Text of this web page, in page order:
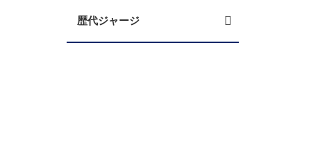
歴代ジャージ